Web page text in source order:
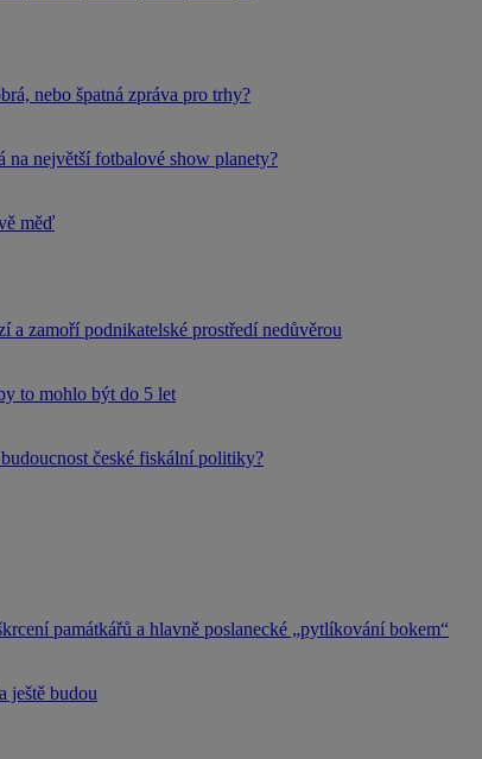
nebo špatná zpráva pro trhy?
největší fotbalové show planety?
měď
zamoří podnikatelské prostředí nedůvěrou
to mohlo být do 5 let
české fiskální politiky?
památkářů a hlavně poslanecké „pytlíkování bokem“
ještě budou